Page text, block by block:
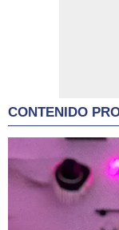
CONTENIDO